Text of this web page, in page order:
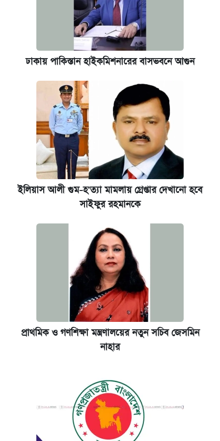
ঢাকায় পাকিস্তান হাইকমিশনারের বাসভবনে আগুন
ইলিয়াস আলী গুম-হ'ত্যা মামলায় গ্রেপ্তার দেখানো হবে
সাইফুর রহমানকে
প্রাথমিক ও গণশিক্ষা মন্ত্রণালয়ের নতুন সচিব জেসমিন
নাহার